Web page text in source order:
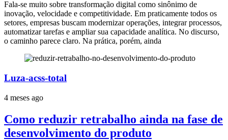
Fala-se muito sobre transformação digital como sinônimo de
inovação, velocidade e competitividade. Em praticamente todos os
setores, empresas buscam modernizar operações, integrar processos,
automatizar tarefas e ampliar sua capacidade analítica. No discurso,
o caminho parece claro. Na prática, porém, ainda
Luza-acss-total
4 meses ago
Como reduzir retrabalho ainda na fase de
desenvolvimento do produto